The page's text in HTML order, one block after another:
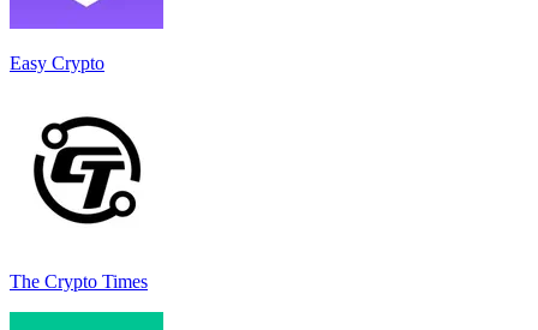
Easy Crypto
The Crypto Times